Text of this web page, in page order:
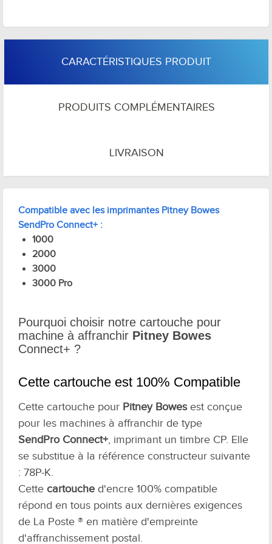
CARACTÉRISTIQUES PRODUIT
PRODUITS COMPLÉMENTAIRES
LIVRAISON
Compatible avec les imprimantes Pitney Bowes
SendPro Connect+ :
1000
2000
3000
3000 Pro
Pourquoi choisir notre cartouche pour
machine à affranchir Pitney Bowes
Connect+ ?
Cette cartouche est 100% Compatible
Cette cartouche pour Pitney Bowesest conçue
pour les machines à affranchir de type
SendPro Connect+, imprimant un timbre CP. Elle
se substitue à la référence constructeur suivante
: 78P-K.
Cette cartouche d'encre 100% compatible
répond en tous points aux dernières exigences
de La Poste ® en matière d'empreinte
d'affranchissement postal.